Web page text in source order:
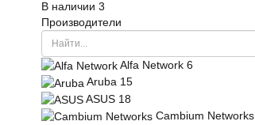
В наличии 3
Производители
Alfa Network 6
Aruba 15
ASUS 18
Cambium Networks